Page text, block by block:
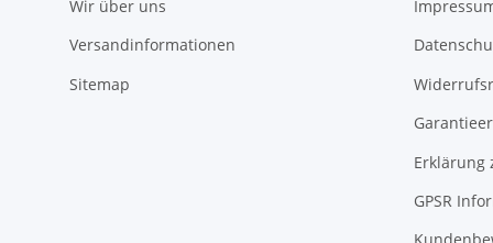
Wir über uns
Versandinformationen
Sitemap
Erklärung
GPSR